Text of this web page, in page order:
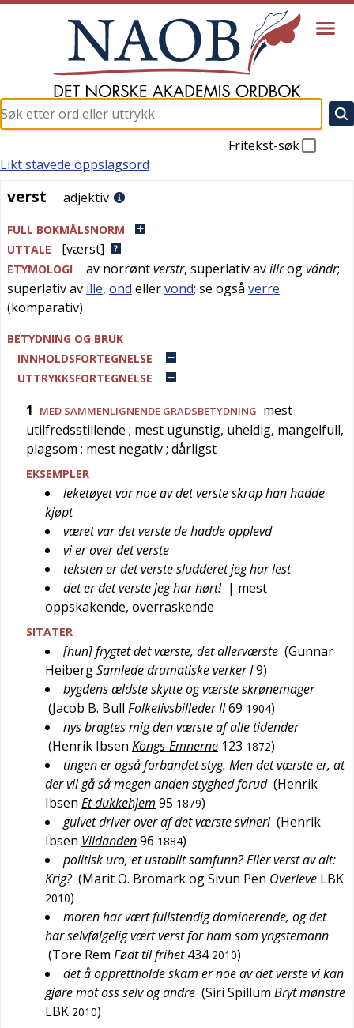
Fritekst-søk
verst
Likt stavede oppslagsord
verst adjektiv
FULL BOKMÅLSNORM
UTTALE
[værst]
ETYMOLOGI av norrøntverstr, superlativ avillrogvándr;
superlativ av ille, ond ellervond; se også verre
(komparativ)
BETYDNING OG BRUK
INNHOLDSFORTEGNELSE
UTTRYKKSFORTEGNELSE
1 MED SAMMENLIGNENDE GRADSBETYDNING mest
utilfredsstillende ; mest ugunstig, uheldig, mangelfull,
plagsom ; mest negativ; dårligst
EKSEMPLER
leketøyet var noe av det verste skrap han hadde
kjøpt
været var det verste de hadde opplevd
vi er over det verste
teksten er det verste sludderet jeg har lest
det er det verste jeg har hørt! | mest
oppskakende, overraskende
SITATER
[hun] frygtet det værste, det allerværste (Gunnar
HeibergSamlede dramatiske verker I9)
bygdens ældste skytte og værste skrønemager
(Jacob B. Bull Folkelivsbilleder II69 1904)
nys bragtes mig den værste af alle tidender
(Henrik Ibsen Kongs-Emnerne 123 1872)
tingen er også forbandet styg. Men det værste er, at
der vil gå så megen anden styghed forud (Henrik
Ibsen Et dukkehjem 95 1879)
gulvet driver over af det værste svineri (Henrik
Ibsen Vildanden96 1884)
politisk uro, et ustabilt samfunn? Eller verst av alt:
Krig? (Marit O. Bromark og Sivun Pen Overleve LBK
2010)
moren har vært fullstendig dominerende, og det
har selvfølgelig vært verst for ham som yngstemann
(Tore Rem Født til frihet 434 2010)
det å opprettholde skam er noe av det verste vi kan
gjøre mot oss selv og andre (Siri Spillum Bryt mønstre
LBK 2010)